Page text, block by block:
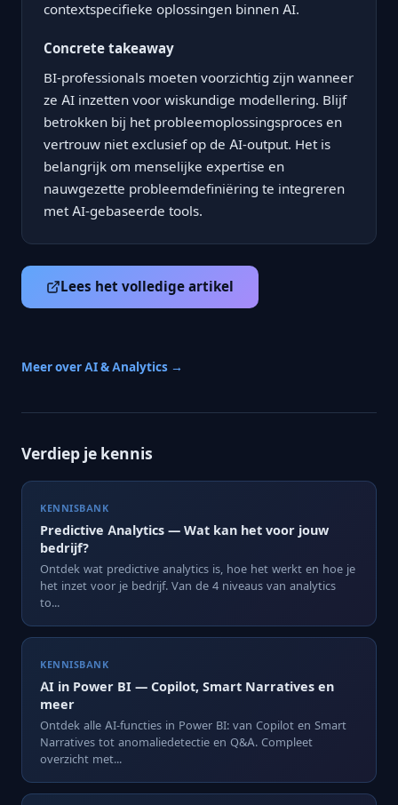
contextspecifieke oplossingen binnen AI.
Concrete takeaway
BI-professionals moeten voorzichtig zijn wanneer
ze AI inzetten voor wiskundige modellering. Blijf
betrokken bij het probleemoplossingsproces en
vertrouw niet exclusief op de AI-output. Het is
belangrijk om menselijke expertise en
nauwgezette probleemdefiniëring te integreren
met AI-gebaseerde tools.
Lees het volledige artikel
Meer over AI & Analytics →
Verdiep je kennis
KENNISBANK
Predictive Analytics — Wat kan het voor jouw
bedrijf?
Ontdek wat predictive analytics is, hoe het werkt en hoe je
het inzet voor je bedrijf. Van de 4 niveaus van analytics
to...
KENNISBANK
AI in Power BI — Copilot, Smart Narratives en
meer
Ontdek alle AI-functies in Power BI: van Copilot en Smart
Narratives tot anomaliedetectie en Q&A. Compleet
overzicht met...